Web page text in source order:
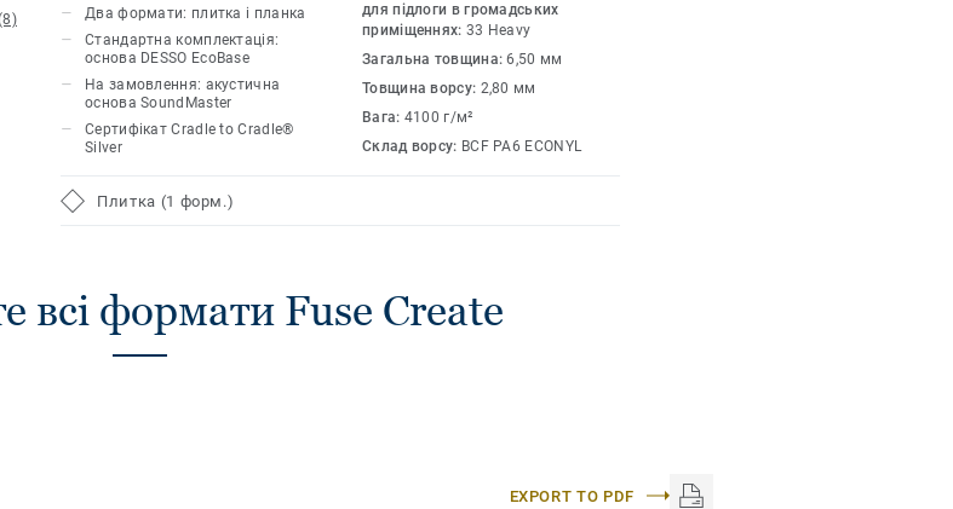
Два формати: плитка і планка
Стандартна комплектація:
основа DESSO EcoBase
На замовлення: акустична
основа SoundMaster
Сертифікат Cradle to Cradle®
Silver
для підлоги в громадських
приміщеннях: 33 Heavy
Загальна товщина:6,50 мм
Товщина ворсу: 2,80 мм
Вага: 4100 г/м²
Склад ворсу: BCF PA6 ECONYL
Плитка (1 форм.)
всі формати Fuse Create
EXPORT TO PDF